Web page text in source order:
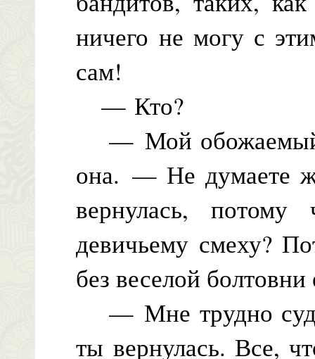
ничего не могу с
сам!
— Кто?
— Мой обожаемый
она. — Не думаете
вернулась,
девичьему смеху?
без веселой
— Мне трудно
ты вернулась. Все,